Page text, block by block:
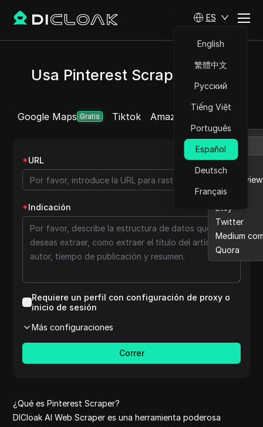
ES
English
繁體中文
Русский
Tiếng Việt
Português
Español
Deutsch
Français
Usa Pinterest Scraper gratis
Google Maps Gratis Tiktok Amazon
Amazon
Ebay
Lazada
Etsy
Twitter
Medium
Quora
Reddit
clothes
Google
Medium
*URL
*Indicación
Requiere un perfil con configuración de proxy o
inicio de sesión
Más configuraciones
Correr
¿Qué es Pinterest Scraper?
DICloak AI Web Scraper es una herramienta poderosa